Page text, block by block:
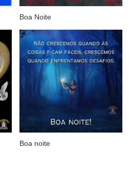
Boa Noite
Boa noite